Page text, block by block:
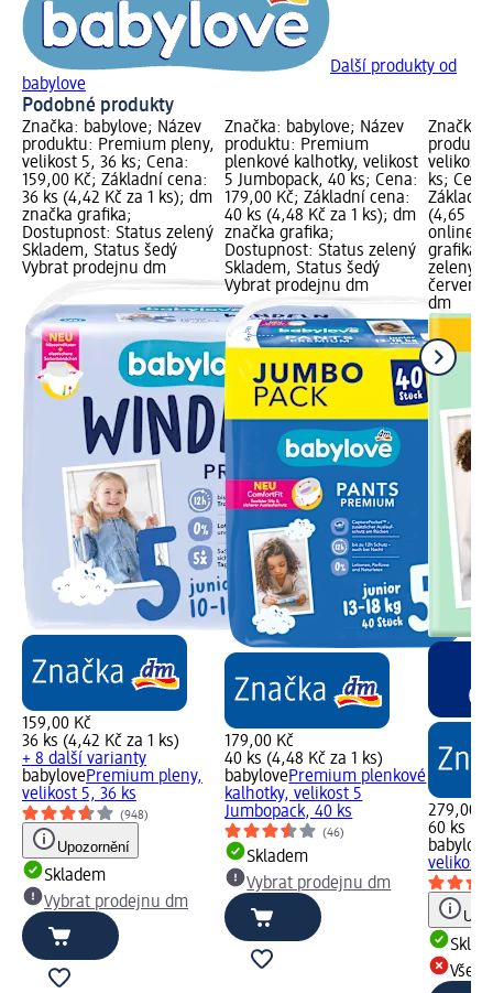
Další produkty od
babylove
Podobné produkty
Značka: babylove; Název
produktu: Premium pleny,
velikost 5, 36 ks; Cena:
159,00 Kč; Základní cena:
36 ks (4,42 Kč za 1 ks); dm
značka grafika;
Dostupnost: Status zelený
Skladem, Status šedý
Vybrat prodejnu dm
159,00 Kč
36 ks (4,42 Kč za 1 ks)
+ 8 další varianty
babylovePremium pleny,
velikost 5, 36 ks
(948)
Upozornění
Skladem
Vybrat prodejnu dm
Značka: babylove; Název
produktu: Premium
plenkové kalhotky, velikost
5 Jumbopack, 40 ks; Cena:
179,00 Kč; Základní cena:
40 ks (4,48 Kč za 1 ks); dm
značka grafika;
Dostupnost: Status zelený
Skladem, Status šedý
Vybrat prodejnu dm
179,00 Kč
40 ks (4,48 Kč za 1 ks)
babylovePremium plenkové
kalhotky, velikost 5
Jumbopack, 40 ks
(46)
Skladem
Vybrat prodejnu dm
Značka:
velikost
ks;
(4,65 Kč
online
grafika;
zelený
červený
dm
279,00
60 ks
babylove
velikost